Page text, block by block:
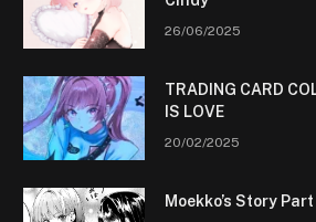
26/06/2025
TRADING CARD
IS LOVE
20/02/2025
Moekko’s Story Part